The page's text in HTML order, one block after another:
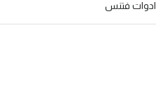
ادوات فتنس